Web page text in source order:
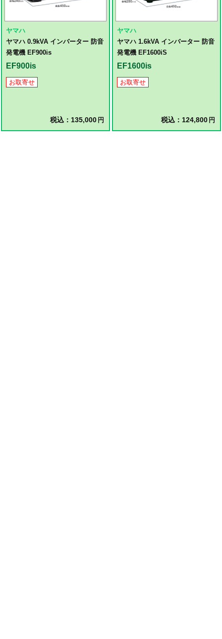
ヤマハ
ヤマハ 0.9kVA インバーター 防音
発電機 EF900is
EF900is
お取寄せ
税込：135,000 円
ヤマハ
ヤマハ 1.6kVA インバーター 防音
発電機 EF1600iS
EF1600is
お取寄せ
税込：124,800 円